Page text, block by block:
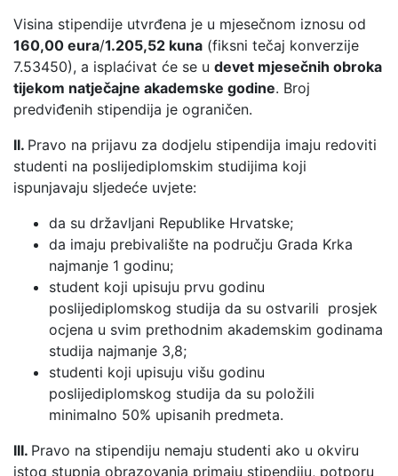
Visina stipendije utvrđena je u mjesečnom iznosu od
160,00 eura/1.205,52 kuna (fiksni tečaj konverzije
7.53450), a isplaćivat će se u devet mjesečnih obroka
tijekom natječajne akademske godine. Broj
predviđenih stipendija je ograničen.
II. Pravo na prijavu za dodjelu stipendija imaju redoviti
studenti na poslijediplomskim studijima koji
ispunjavaju sljedeće uvjete:
da su državljani Republike Hrvatske;
da imaju prebivalište na području Grada Krka
najmanje 1 godinu;
student koji upisuju prvu godinu
poslijediplomskog studija da su ostvarili prosjek
ocjena u svim prethodnim akademskim godinama
studija najmanje 3,8;
studenti koji upisuju višu godinu
poslijediplomskog studija da su položili
minimalno 50% upisanih predmeta.
III. Pravo na stipendiju nemaju studenti ako u okviru
istog stupnja obrazovanja primaju stipendiju, potporu